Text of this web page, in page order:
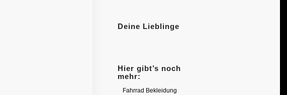
Deine Lieblinge
Hier gibt’s noch
mehr:
Fahrrad Bekleidung